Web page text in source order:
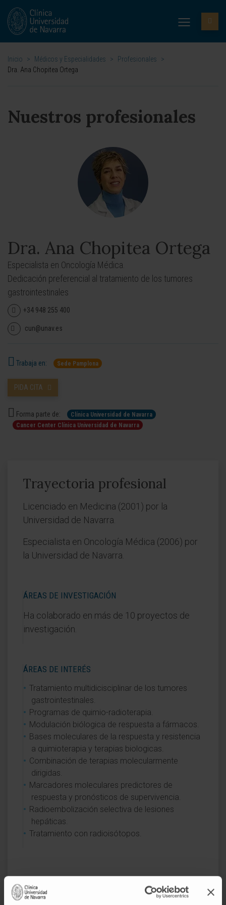
Inicio > Médicos y Especialidades > Profesionales
>
Dra. Ana Chopitea Ortega
Nuestros profesionales
Dra. Ana Chopitea Ortega
Especialista en Oncología Médica.
Dedicación preferencial al tratamiento de los tumores
gastrointestinales
+34 948 255 400
cun@unav.es
Trabaja en: Sede Pamplona
PIDA CITA
Forma parte de:
Clínica Universidad de Navarra
Cancer Center Clínica Universidad de Navarra
Trayectoria profesional
Licenciado en Medicina (2001) por la
Universidad de Navarra.
Especialista en Oncología Médica (2006) por
la Universidad de Navarra.
ÁREAS DE INVESTIGACIÓN
Ha colaborado en más de 10 proyectos de
investigación.
ÁREAS DE INTERÉS
Tratamiento multidicisciplinar de los tumores
gastrointestinales.
Programas de quimio-radioterapia.
Modulación biólogica de respuesta a fármacos.
Bases moleculares de la respuesta y resistencia
a quimioterapia y terapias biologicas.
Combinación de terapias molecularmente
dirigidas.
Marcadores moleculares predictores de
respuesta y pronósticos de supervivencia.
Radioembolización selectiva de lesiones
hepáticas.
Tratamiento con radioisótopos.